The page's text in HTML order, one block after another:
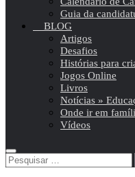
Guia da
BLOG
Artigos
Desafios
Histórias para
Jogos Online
Livros
Notícias »
Onde ir em
Vídeos
Pesquisar
por: